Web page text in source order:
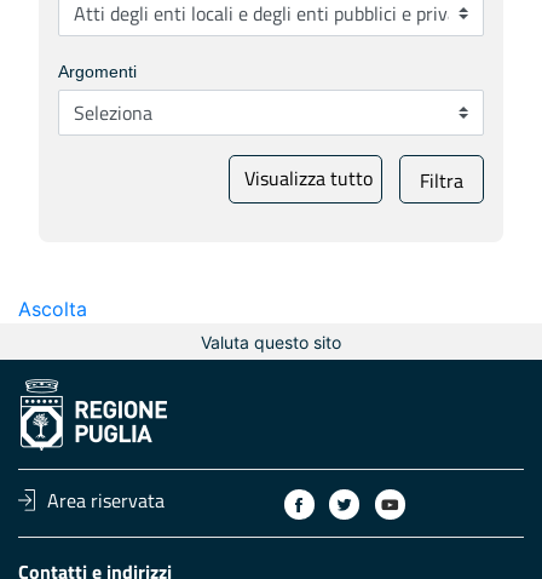
Argomenti
Visualizza tutto Filtra
Ascolta
Valuta questo sito
Area riservata
Contatti e indirizzi